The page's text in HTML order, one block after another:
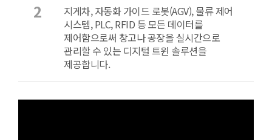
2
지게차, 자동화 가이드 로봇(AGV), 물류 제어
시스템, PLC, RFID 등 모든 데이터를
제어함으로써 창고나 공장을 실시간으로
관리할 수 있는 디지털 트윈 솔루션을
제공합니다.